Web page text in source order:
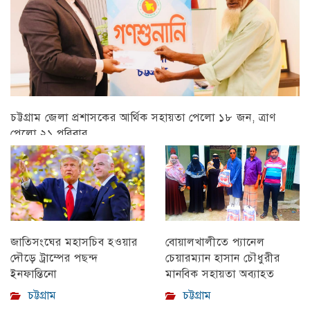
চট্টগ্রাম জেলা প্রশাসকের আর্থিক সহায়তা পেলো ১৮ জন, ত্রাণ
পেলো ২১ পরিবার
চট্টগ্রাম
জাতিসংঘের মহাসচিব হওয়ার
দৌড়ে ট্রাম্পের পছন্দ
ইনফান্তিনো
চট্টগ্রাম
বোয়ালখালীতে প্যানেল
চেয়ারম্যান হাসান চৌধুরীর
মানবিক সহায়তা অব্যাহত
চট্টগ্রাম